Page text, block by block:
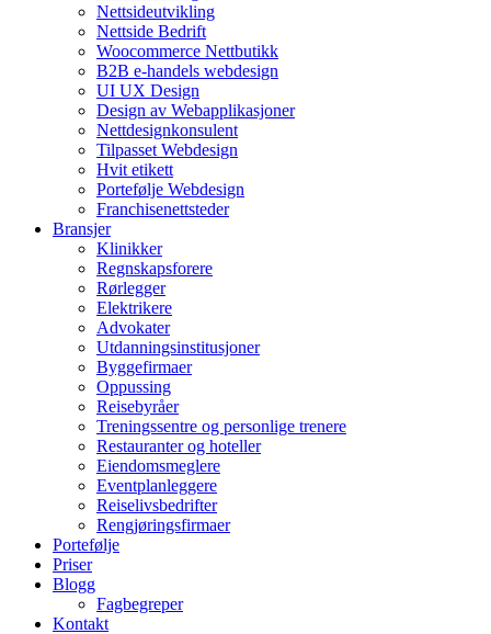
Nettsideutvikling
Nettside Bedrift
Woocommerce Nettbutikk
B2B e-handels webdesign
UI UX Design
Design av Webapplikasjoner
Nettdesignkonsulent
Tilpasset Webdesign
Hvit etikett
Portefølje Webdesign
Franchisenettsteder
Bransjer
Klinikker
Regnskapsforere
Rørlegger
Elektrikere
Advokater
Utdanningsinstitusjoner
Byggefirmaer
Oppussing
Reisebyråer
Treningssentre og personlige trenere
Restauranter og hoteller
Eiendomsmeglere
Eventplanleggere
Reiselivsbedrifter
Rengjøringsfirmaer
Portefølje
Priser
Blogg
Fagbegreper
Kontakt